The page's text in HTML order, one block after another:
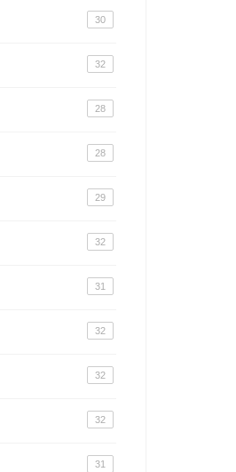
30
32
28
28
29
32
31
32
32
32
31